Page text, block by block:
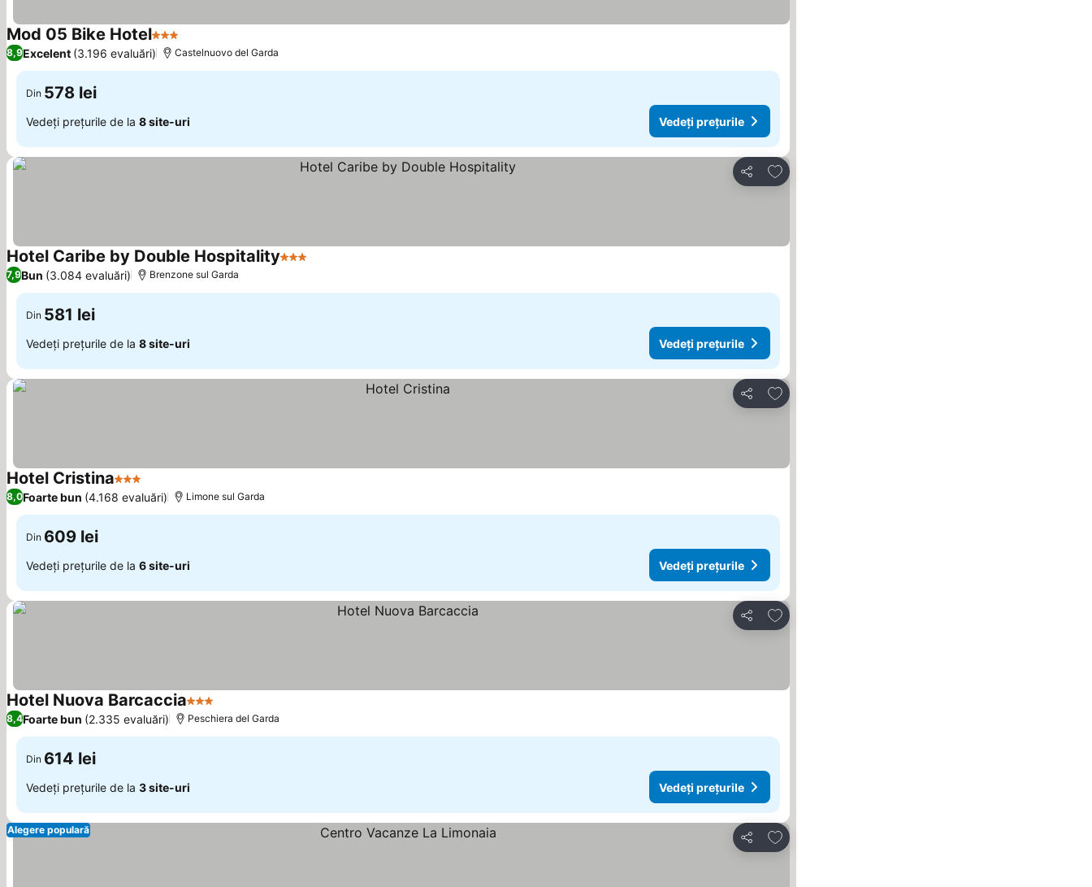
Mod 05 Bike Hotel3 Stele
8,9Excelent (3.196 evaluări) Castelnuovo del Garda
Din 578 lei
Vedeți prețurile de la 8 site-uri Vedeți prețurile
Distribuiți
Adăugaţi la favorite
Hotel Caribe by Double Hospitality3 Stele
7,9Bun (3.084 evaluări) Brenzone sul Garda
Din 581 lei
Vedeți prețurile de la 8 site-uri Vedeți prețurile
Distribuiți
Adăugaţi la favorite
Hotel Cristina3 Stele
8,0Foarte bun (4.168 evaluări) Limone sul Garda
Din 609 lei
Vedeți prețurile de la 6 site-uri Vedeți prețurile
Distribuiți
Adăugaţi la favorite
Hotel Nuova Barcaccia3 Stele
8,4Foarte bun (2.335 evaluări) Peschiera del Garda
Din 614 lei
Vedeți prețurile de la 3 site-uri Vedeți prețurile
Distribuiți
Adăugaţi la favorite
Alegere populară